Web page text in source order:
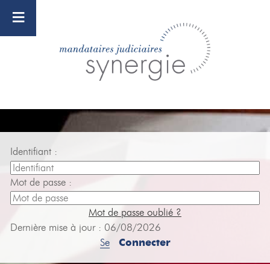
≡
Identifiant :
Mot de passe :
Mot de passe oublié ?
Dernière mise à jour : 06/08/2026
Se
Connecter